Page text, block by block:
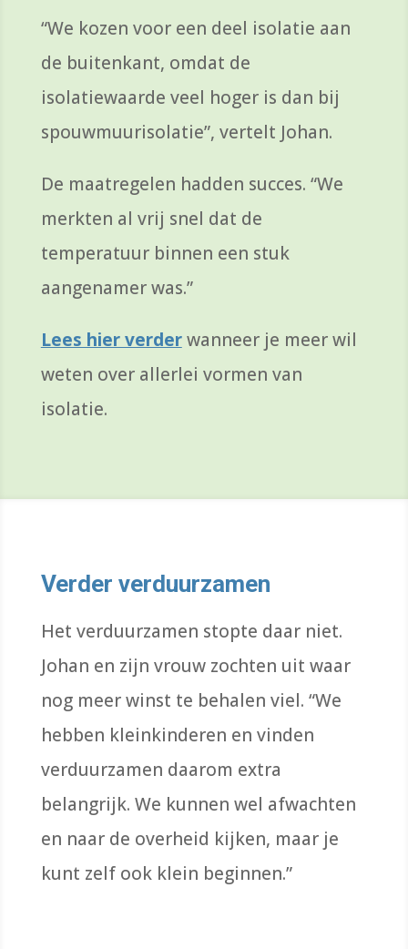
“We kozen voor een deel isolatie aan
de buitenkant, omdat de
isolatiewaarde veel hoger is dan bij
spouwmuurisolatie”, vertelt Johan.
De maatregelen hadden succes. “We
merkten al vrij snel dat de
temperatuur binnen een stuk
aangenamerwas.”
Lees hier verderwanneer je meer wil
weten over allerlei vormen van
isolatie.
Verder verduurzamen
Het verduurzamen stopte daar niet.
Johan en zijn vrouwzochten uit waar
nog meer winst te behalen viel. “We
hebben kleinkinderen en vinden
verduurzamen daarom extra
belangrijk. We kunnen wel afwachten
en naar de overheid kijken, maar je
kunt zelf ook klein beginnen.”